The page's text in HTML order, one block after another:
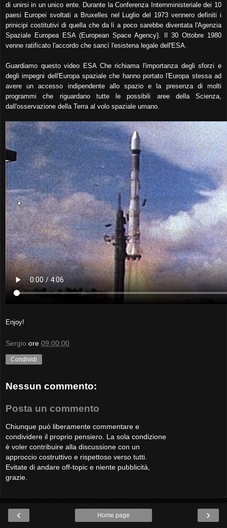
di unirsi in un unico ente. Durante la Conferenza Internministeriale dei 10
paesi Europei svoltati a Bruxelles nel Luglio del 1973 vennero definiti i
prinicipi costitutivi di quella che da lì a poco sarebbe diventata l'Agenzia
Spaziale Europea ESA (European Space Agency). Il 30 Ottobre 1980
venne ratificato l'accordo che sancì l'esistena legale dell'ESA.
Guardiamo questo video ESA Che richiama l'importanza degli sforzi e
degli impegni dell'Europa spaziale che hanno portato l'Europa stessa ad
avere un accesso indipendente allo spazio e la presenza di molti
programmi che riguardano tutte le possibili aree della Scienza,
dall'osservazione della Terra al volo spaziale umano.
Enjoy!
Sergio ore 09:00:00
Condividi
Nessun commento:
Posta un commento
Chiunque può liberamente commentare e
condividere il proprio pensiero. La sola condizione
è voler contribuire alla discussione con un
approccio costruttivo e rispettoso verso tutti.
Evitate di andare off-topic e niente pubblicità,
grazie.
‹ ›
Home page